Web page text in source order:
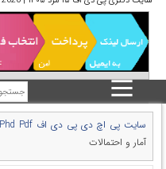
سایت پی اچ دی پی دی اف Phd Pdf
آمار و احتمالات